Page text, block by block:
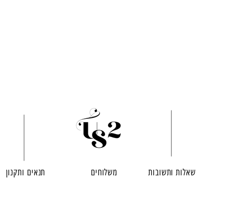
תנאים ותקנון משלוחים שאלות ותשובות